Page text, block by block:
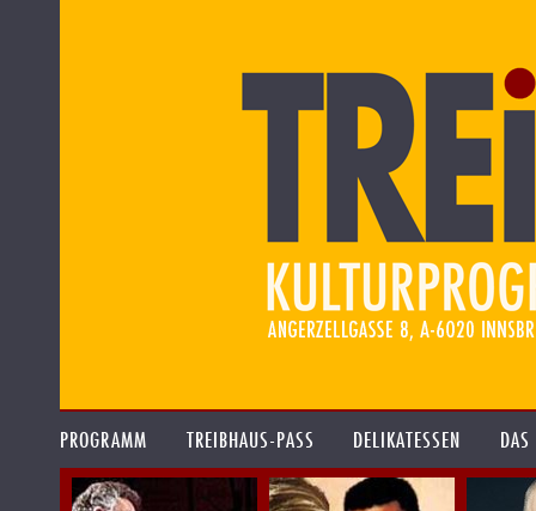
PROGRAMM TREIBHAUS-PASS DELIKATESSEN